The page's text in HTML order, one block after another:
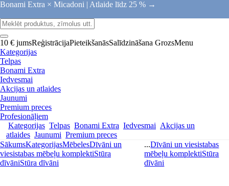
Bonami Extra × Micadoni | Atlaide līdz 25 % →
10 € jumsReģistrācijaPieteikšanāsSalīdzināšana GrozsMenu
Kategorijas
Telpas
Bonami Extra
Iedvesmai
Akcijas un atlaides
Jaunumi
Premium preces
Profesionāļiem
Kategorijas Telpas Bonami Extra Iedvesmai Akcijas un
atlaides Jaunumi Premium preces
SākumsKategorijasMēbelesDīvāni un
viesistabas mēbeļu komplektiStūra
dīvāniStūra dīvāni
...Dīvāni un viesistabas
mēbeļu komplektiStūra
dīvāni